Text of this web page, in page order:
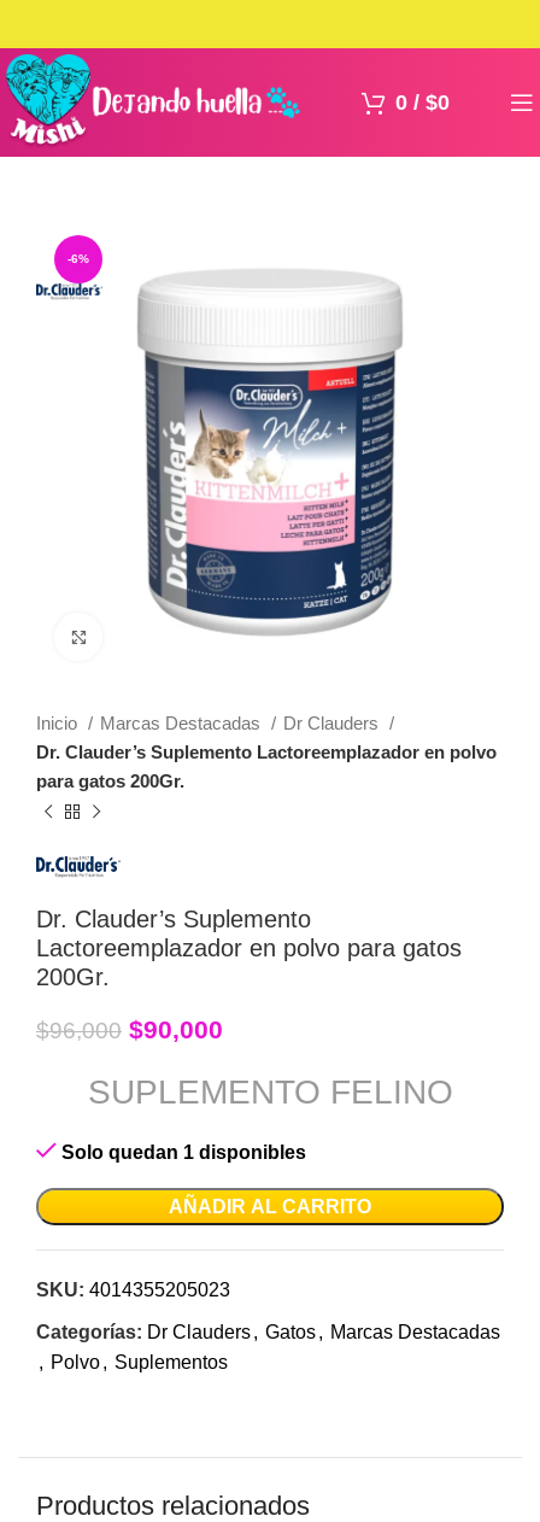
0 / $0
-6%
Click to enlarge
Inicio Marcas Destacadas
Dr Clauders
Dr. Clauder’s Suplemento Lactoreemplazador en polvo
para gatos 200Gr.
Dr. Clauder’s Suplemento
Lactoreemplazador en polvo para gatos
200Gr.
$96,000 $90,000
SUPLEMENTO FELINO
Solo quedan 1 disponibles
AÑADIR AL CARRITO
SKU: 4014355205023
Categorías: Dr Clauders, Gatos, Marcas Destacadas
, Polvo, Suplementos
Productos relacionados